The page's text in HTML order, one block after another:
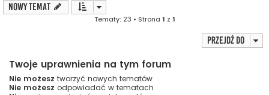
NOWY TEMAT
Tematy: 23 • Strona 1 z 1
Przejdź do
Twoje uprawnienia na tym forum
Nie możesz tworzyć nowych tematów
Nie możesz odpowiadać w tematach